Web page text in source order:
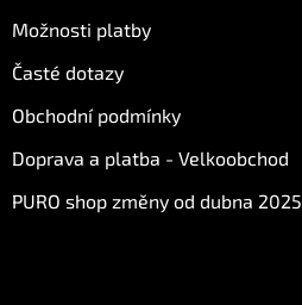
Možnosti platby
Časté dotazy
Obchodní podmínky
Doprava a platba - Velkoobchod
PURO shop změny od dubna 2025